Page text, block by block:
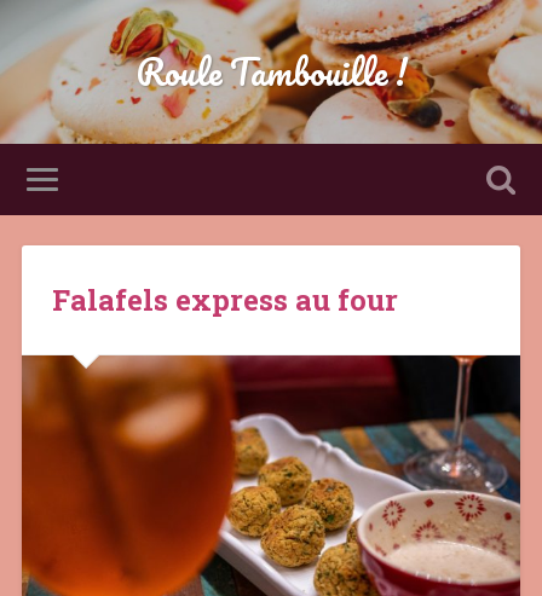
Roule Tambouille !
Falafels express au four